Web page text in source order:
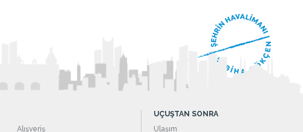
Alışveriş
UÇUŞTAN SONRA
Ulaşım